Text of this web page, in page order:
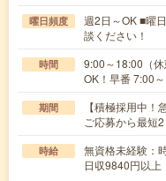
曜日頻度
週2日～OK ■曜
談ください！
時間
9:00～18:00（
OK！早番 7:00
期間
【積極採用中！
ご応募から最短
時給
無資格未経験
日収9840円以上